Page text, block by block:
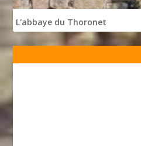
L'abbaye du Thoronet